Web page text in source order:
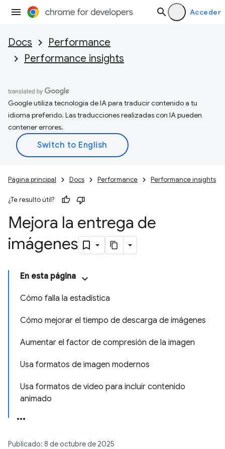
Acceder
Docs
Performance
Performance insights
Google utiliza tecnología de IA para traducir contenido a tu
idioma preferido. Las traducciones realizadas con IA pueden
contener errores.
Página principal Docs Performance Performance insights
¿Te resultó útil?
Mejora la entrega de
imágenes
En esta página
Cómo falla la estadística
Cómo mejorar el tiempo de descarga de imágenes
Aumentar el factor de compresión de la imagen
Usa formatos de imagen modernos
Usa formatos de video para incluir contenido
animado
Publicado: 8 de octubre de 2025